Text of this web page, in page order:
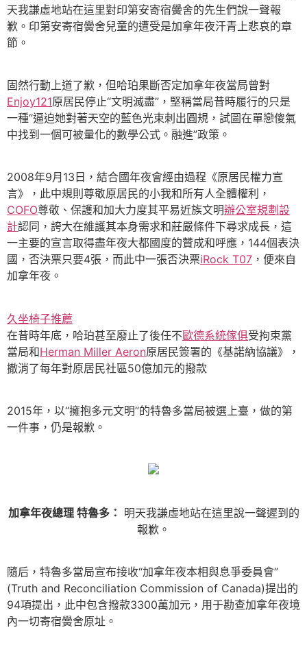
天我謙虛地站在這里對印第安寄宿黌舍的先生們說一聲報
歉。印第安寄宿黌舍兒童的遭受是加拿年夜汗青上悲哀的章
節。
固然行動上道了歉，但哈珀果斷否定加拿年夜當局曾對
Enjoy121原居民停止“文明滅盡”，堅稱當局昔時履行的只是
一種“逼迫她對著天空的藍色光束刺出圓規，試圖在單戀傻氣
中找到一個可被量化的數學公式。融進”政策。
2008年9月13日，結合國年夜會經由過程《原居民權力宣
言》，此中規則尊敬原居民的小我和所有人全體權利，
COFO尊敬、保護和加大力度其平易近族文明辦公室規劃設
計認同，誇大在維護其本身需求和莊嚴條件下尋求成長，這
一主要的宣言取得盡年夜大都國度的贊成和呼應，144個表決
國，否決票只要4張，而此中一張否決票iRock T07 ，便來自
加拿年夜。
久坐椅子推薦
在昔時年底，哈珀甚至廢止了後任不歐德系統傢俱受拘束黨
當局和Herman Miller Aeron原居民簽署的《基諾納協議》，
撤消了每年對原居民社區50億加元的撥款
2015年，以“擁抱多元文明”的特魯多當局被選上臺，做的第
一件事，仍是報歉。
加拿年夜總理 特魯多： 明天我謙虛地站在這里說一聲遲到的
報歉。
隨后，特魯多當局宣布接收“加拿年夜本相與息爭委員會”
(Truth and Reconciliation Commission of Canada)提出的
94項提出，此中包含撥款3300萬加元，用于勘查加拿年夜境
內一切寄宿黌舍原址。